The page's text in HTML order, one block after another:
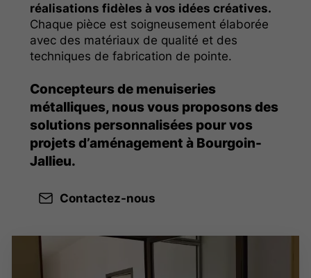
réalisations fidèles à vos idées créatives.
Chaque pièce est soigneusement élaborée
avec des matériaux de qualité et des
techniques de fabrication de pointe.
Concepteurs de menuiseries
métalliques, nous vous proposons des
solutions personnalisées pour vos
projets d’aménagement à Bourgoin-
Jallieu.
Contactez-nous